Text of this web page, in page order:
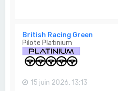
British Racing Green
Pilote Platinium
15 juin 2026, 13:13